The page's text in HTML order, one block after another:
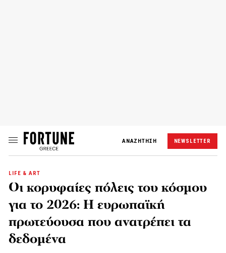
ΑΝΑΖΗΤΗΣΗ NEWSLETTER
LIFE & ART
Οι κορυφαίες πόλεις του κόσμου
για το 2026: Η ευρωπαϊκή
πρωτεύουσα που ανατρέπει τα
δεδομένα